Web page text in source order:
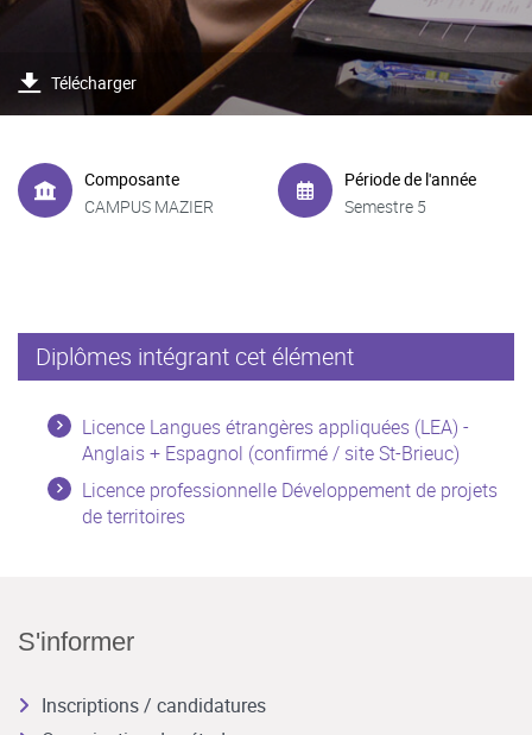
Télécharger
Composante
CAMPUS MAZIER
Période de l'année
Semestre 5
Diplômes intégrant cet élément
Licence Langues étrangères appliquées (LEA) -
Anglais + Espagnol (confirmé / site St-Brieuc)
Licence professionnelle Développement de projets
de territoires
S'informer
Inscriptions / candidatures